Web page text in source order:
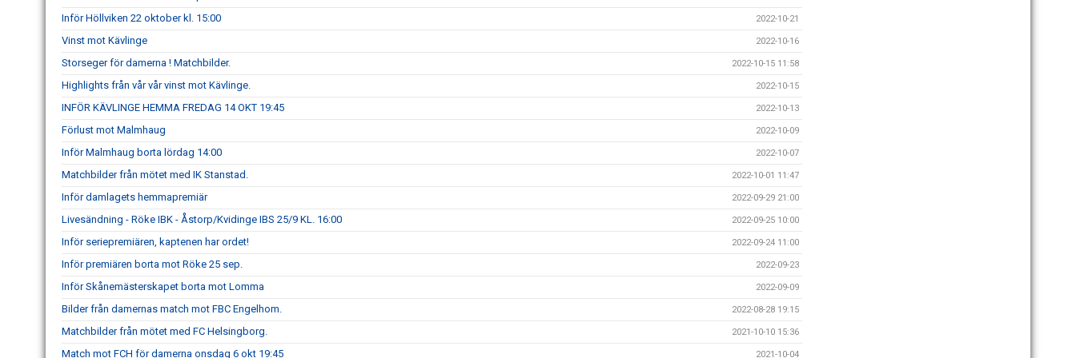
Inför Höllviken 22 oktober kl. 15:00 2022-10-21
Vinst mot Kävlinge 2022-10-16
Storseger för damerna ! Matchbilder. 2022-10-15 11:58
Highlights från vår vår vinst mot Kävlinge. 2022-10-15
INFÖR KÄVLINGE HEMMA FREDAG 14 OKT 19:45 2022-10-13
Förlust mot Malmhaug 2022-10-09
Inför Malmhaug borta lördag 14:00 2022-10-07
Matchbilder från mötet med IK Stanstad. 2022-10-01 11:47
Inför damlagets hemmapremiär 2022-09-29 21:00
Livesändning - Röke IBK - Åstorp/Kvidinge IBS 25/9 KL. 16:00 2022-09-25 10:00
Inför seriepremiären, kaptenen har ordet! 2022-09-24 11:00
Inför premiären borta mot Röke 25 sep. 2022-09-23
Inför Skånemästerskapet borta mot Lomma 2022-09-09
Bilder från damernas match mot FBC Engelhom. 2022-08-28 19:15
Matchbilder från mötet med FC Helsingborg. 2021-10-10 15:36
Match mot FCH för damerna onsdag 6 okt 19:45 2021-10-04